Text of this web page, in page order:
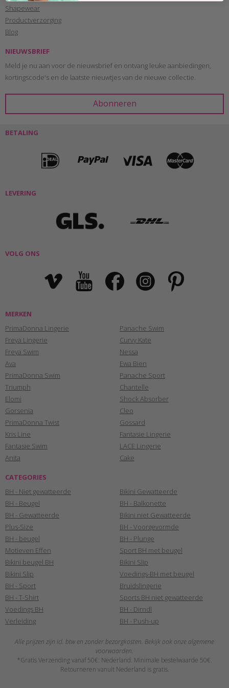
Shapewear
Productverzorging
Blog
NIEUWSBRIEF
Meld je nu aan voor de nieuwsbrief en ontvang leuke aanbiedingen,
kortingscode's en de laatste nieuwtjes van de nieuwe collectie.
BETALING
LEVERING
VOLG ONS
MERKEN
PrimaDonna Lingerie
Freya Lingerie
Freya Swim
Ava
PrimaDonna Swim
Triumph
Elomi
Gorsenia
PrimaDonna Twist
Kris Line
Fantasie Swim
Anita
Panache Swim
Curvy Kate
Nessa
Ewa Bien
Panache Sport
Chantelle
Shock Absorber
Cleo
Gossard
Fantasie Lingerie
LACE Lingerie
Cake
CATEGORIES
BH - Niet gewatteerde
BH - Beugel
BH - Gewatteerde
Plus-Size
BH - beugel
Motieven Effen
Bikini beugel BH
Bikini Slip
BH - Sport
BH - T-Shirt
Voedings BH
Verleiding
Bikini Gewatteerde
BH - Balkonette
Bikini niet Gewatteerde
BH - Voorgevormde
BH - Plunge
Sport BH met beugel
Bikini Slip
Voedings-BH met beugel
Bruidslingerie
Sports BH niet gewatteerde
BH - Dirndl
BH - Push-up
Alle prijzen zijn icl. btw en zonder bezorgkosten. Bekijk ook onze algemene
voorwaarden.
*Gratis Verzending vanaf 50€: Nederland. Minimale bestelwaarde 50€.
Retourneren vanuit Nederland is gratis.